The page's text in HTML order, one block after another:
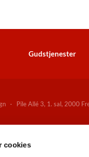
cookies
Gudstjenester
· Pile Allé 3, 1. sal, 2000